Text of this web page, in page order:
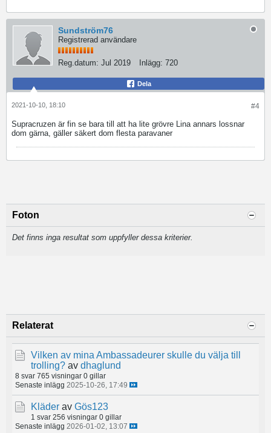
Sundström76
Registrerad användare
Reg.datum: Jul 2019 Inlägg: 720
Dela
#4
2021-10-10, 18:10
Supracruzen är fin se bara till att ha lite grövre Lina annars lossnar
dom gärna, gäller säkert dom flesta paravaner
Foton
Det finns inga resultat som uppfyller dessa kriterier.
Relaterat
Vilken av mina Ambassadeurer skulle du välja till
trolling? av dhaglund
8 svar 765 visningar 0 gillar
Senaste inlägg 2025-10-26, 17:49
Kläder av Gös123
1 svar 256 visningar 0 gillar
Senaste inlägg 2026-01-02, 13:07